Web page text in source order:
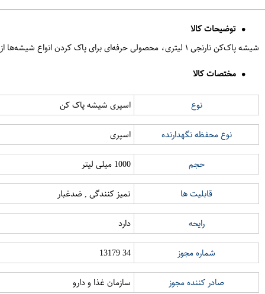
توضیحات کالا
شیشه پاک‌کن نارنجی ۱ لیتری، محصولی حرفه‌ای برای پاک کردن انواع شیشه‌ها از جمله پنجره، آینه، میز شیشه‌ای و حتی سطوح خودرو. این پاک‌کننده بدون ایجاد لک یا اثر قطرات آب، درخشندگی بی‌نظیری به سطح شیشه می‌بخشد.
مختصات کالا
نوع اسپری شیشه پاک کن
نوع محفظه نگهدارنده اسپری
حجم 1000 میلی لیتر
قابلیت ها تمیز کنندگی , ضدغبار
رایحه دارد
شماره مجوز 34 13179
صادر کننده مجوز سازمان غذا و دارو